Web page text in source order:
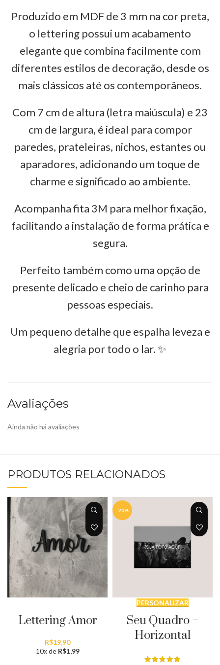
Produzido em MDF de 3 mm na cor preta,
o lettering possui um acabamento
elegante que combina facilmente com
diferentes estilos de decoração, desde os
mais clássicos até os contemporâneos.
Com 7 cm de altura (letra maiúscula) e 23
cm de largura, é ideal para compor
paredes, prateleiras, nichos, estantes ou
aparadores, adicionando um toque de
charme e significado ao ambiente.
Acompanha fita 3M para melhor fixação,
facilitando a instalação de forma prática e
segura.
Perfeito também como uma opção de
presente delicado e cheio de carinho para
pessoas especiais.
Um pequeno detalhe que espalha leveza e
alegria por todo o lar. ✨
Avaliações
Ainda não há avaliações
PRODUTOS RELACIONADOS
Lettering Amor
R$19,90
10x de R$1,99
-20%
PERSONALIZAR
Seu Quadro –
Horizontal